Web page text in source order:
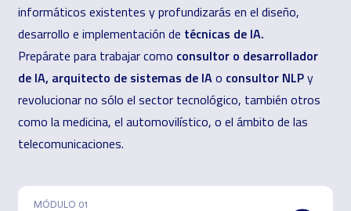
informáticos existentes y profundizarás en el diseño,
desarrollo e implementación de técnicas de IA.
Prepárate para trabajar como consultor o desarrollador
de IA, arquitecto de sistemas de IAo consultor NLPy
revolucionar no sólo el sector tecnológico, también otros
como la medicina, el automovilístico, o el ámbito de las
telecomunicaciones.
MÓDULO 01